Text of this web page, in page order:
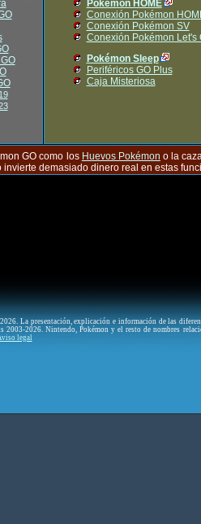
Pokémon HOME
Conexión Pokémon
Conexión Pokémon SV
Conexión Pokémon Let's
Pokémon Sleep
Periféricos GO Plus
Caja Misteriosa
GO como los Huevos Pokémon o la
demasiado dinero real en estas
La presentación, explicación e información de las
2003-2026. Nintendo, Pokémon y el resto de nombres
legal